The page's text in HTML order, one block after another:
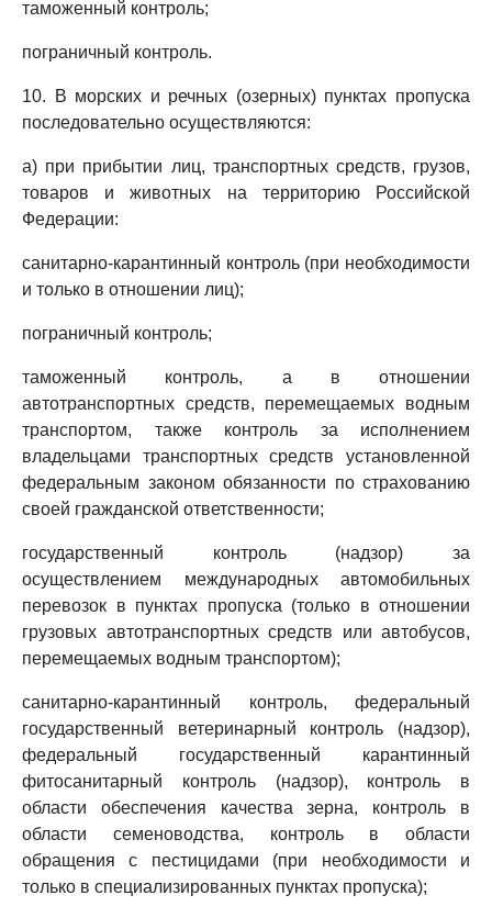
таможенный контроль;
пограничный контроль.
10. В морских и речных (озерных) пунктах пропуска
последовательно осуществляются:
а) при прибытии лиц, транспортных средств, грузов,
товаров и животных на территорию Российской
Федерации:
санитарно-карантинный контроль (при необходимости
и только в отношении лиц);
пограничный контроль;
таможенный контроль, а в отношении
автотранспортных средств, перемещаемых водным
транспортом, также контроль за исполнением
владельцами транспортных средств установленной
федеральным законом обязанности по страхованию
своей гражданской ответственности;
государственный контроль (надзор) за
осуществлением международных автомобильных
перевозок в пунктах пропуска (только в отношении
грузовых автотранспортных средств или автобусов,
перемещаемых водным транспортом);
санитарно-карантинный контроль, федеральный
государственный ветеринарный контроль (надзор),
федеральный государственный карантинный
фитосанитарный контроль (надзор), контроль в
области обеспечения качества зерна, контроль в
области семеноводства, контроль в области
обращения с пестицидами (при необходимости и
только в специализированных пунктах пропуска);